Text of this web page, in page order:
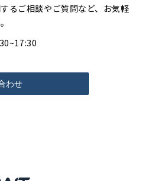
るご相談やご質問など、お気軽
わせ